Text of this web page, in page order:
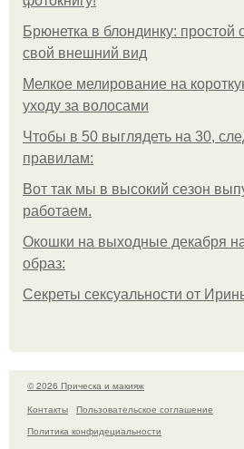
Брюнетка в блондинку: простой
свой внешний вид
Мелкое мелирование на
уходу за волосами
Чтобы в 50 выглядеть на 30,
правилам:
Вот так мы в высокий сезон
работаем.
Окошки на выходные декабря
образ:
Секреты сексуальности от
© 2026 Прическа и макияж
Контакты
Пользовательское соглашение
Политика конфидециальности